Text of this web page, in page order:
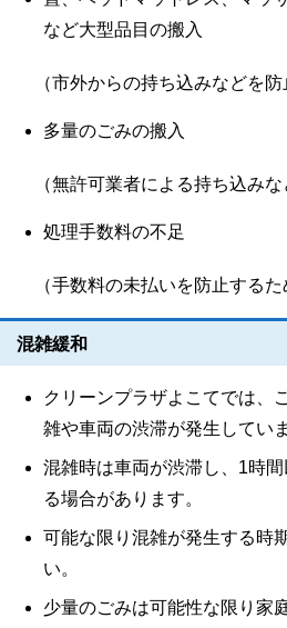
など大型品目の搬入
（市外からの持ち込みなどを防
多量のごみの搬入
（無許可業者による持ち込みな
処理手数料の不足
（手数料の未払いを防止するた
混雑緩和
クリーンプラザよこてでは、
雑や車両の渋滞が発生していま
混雑時は車両が渋滞し、1時
る場合があります。
可能な限り混雑が発生する時
い。
少量のごみは可能性な限り家